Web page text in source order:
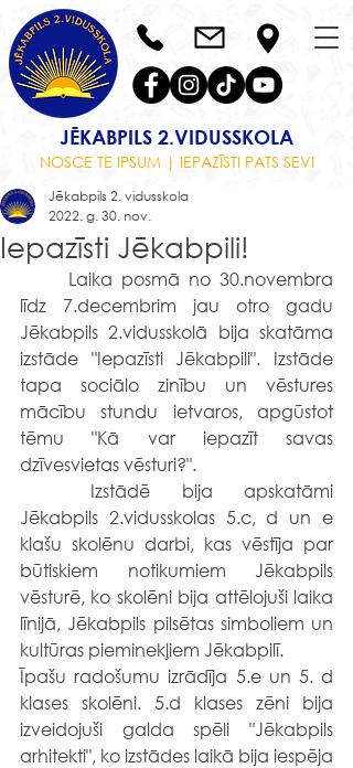
JĒKABPILS 2.VIDUSSKOLA
NOSCE TE IPSUM | IEPAZĪSTI PATS SEVI
Iepazīsti Jēkabpili!
Jēkabpils 2. vidusskola
2022. g. 30. nov.
līdz 7.decembrim jau otro gadu
Jēkabpils 2.vidusskolā bija skatāma
izstāde "Iepazīsti Jēkabpili". Izstāde
tapa sociālo zinību un vēstures
mācību stundu ietvaros, apgūstot
tēmu "Kā var iepazīt savas
dzīvesvietas vēsturi?".
Jēkabpils 2.vidusskolas 5.c, d un e
klašu skolēnu darbi, kas vēstīja par
būtiskiem notikumiem Jēkabpils
vēsturē, ko skolēni bija attēlojuši laika
līnijā, Jēkabpils pilsētas simboliem un
kultūras pieminekļiem Jēkabpilī.
Īpašu radošumu izrādīja 5.e un 5. d
klases skolēni. 5.d klases zēni bija
izveidojuši galda spēli "Jēkabpils
arhitekti", ko izstādes laikā bija iespēja